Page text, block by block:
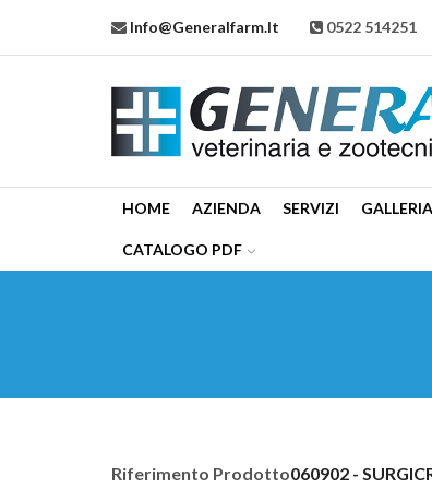
Info@generalfarm.it 0522 514251
HOME AZIENDA SERVIZI GALLERIA
CATALOGO PDF
Riferimento Prodotto060902 -